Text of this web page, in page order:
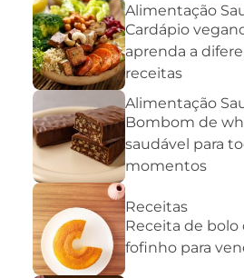
Alimentação
Cardápio
aprenda a
receitas
Alimentação
Bombom de
saudável para
momentos
Receitas
Receita de bolo
fofinho para